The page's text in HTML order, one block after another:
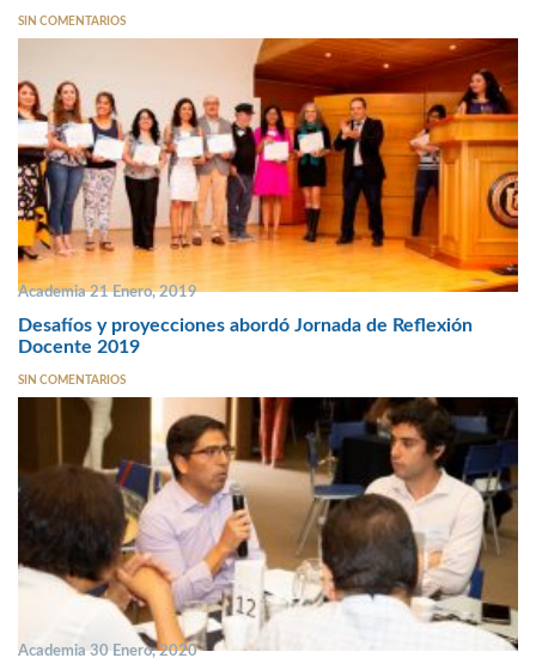
SIN COMENTARIOS
Academia 21 Enero, 2019
Desafíos y proyecciones abordó Jornada de Reflexión
Docente 2019
SIN COMENTARIOS
Academia 30 Enero, 2020